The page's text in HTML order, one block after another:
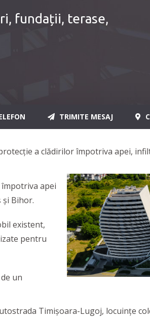
fundații, terase,
TRIMITE MESAJ
a clădirilor împotriva apei,
apei
și Bihor.
existent,
pentru
un
Timișoara-Lugoj, locuințe